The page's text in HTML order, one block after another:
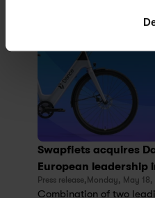
Swapfiets acquires
European leadership
Press release, Monday, May 18,
Combination of two